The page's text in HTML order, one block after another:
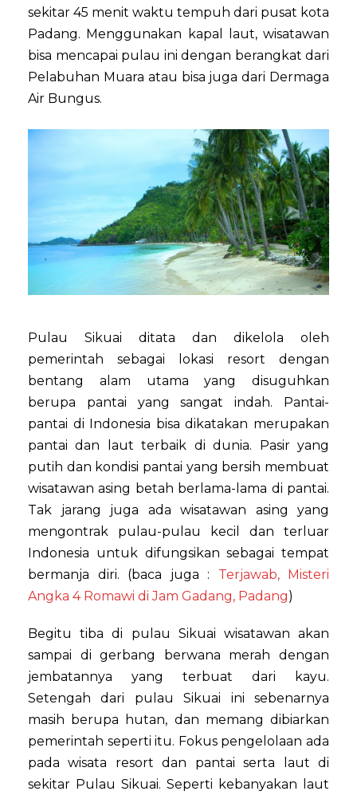
sekitar 45 menit waktu tempuh dari pusat kota
Padang. Menggunakan kapal laut, wisatawan
bisa mencapai pulau ini dengan berangkat dari
Pelabuhan Muara atau bisa juga dari Dermaga
Air Bungus.
Pulau Sikuai ditata dan dikelola oleh
pemerintah sebagai lokasi resort dengan
bentang alam utama yang disuguhkan
berupa pantai yang sangat indah. Pantai-
pantai di Indonesia bisa dikatakan merupakan
pantai dan laut terbaik di dunia. Pasir yang
putih dan kondisi pantai yang bersih membuat
wisatawan asing betah berlama-lama di pantai.
Tak jarang juga ada wisatawan asing yang
mengontrak pulau-pulau kecil dan terluar
Indonesia untuk difungsikan sebagai tempat
bermanja diri. (baca juga : Terjawab, Misteri
Angka 4 Romawi di Jam Gadang, Padang)
Begitu tiba di pulau Sikuai wisatawan akan
sampai di gerbang berwana merah dengan
jembatannya yang terbuat dari kayu.
Setengah dari pulau Sikuai ini sebenarnya
masih berupa hutan, dan memang dibiarkan
pemerintah seperti itu. Fokus pengelolaan ada
pada wisata resort dan pantai serta laut di
sekitar Pulau Sikuai. Seperti kebanyakan laut